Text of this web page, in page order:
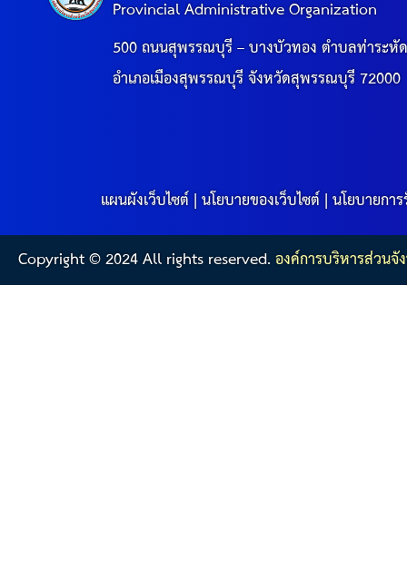
Provincial Administrative Organization
500 ถนนสุพรรณบุรี – บางบัวทอง ตำบลท่าระหั
อำเภอเมืองสุพรรณบุรี จังหวัดสุพรรณบุรี 72000
แผนผังเว็บไซต์|นโยบายของเว็บไซต์|นโยบายกา
Copyright © 2024 All rights reserved.องค์การบริหารส่วน